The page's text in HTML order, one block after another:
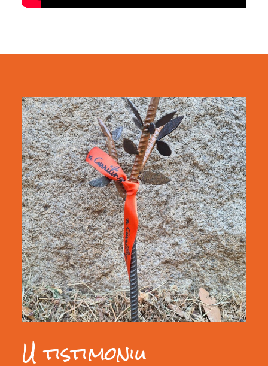
U tistimoniu